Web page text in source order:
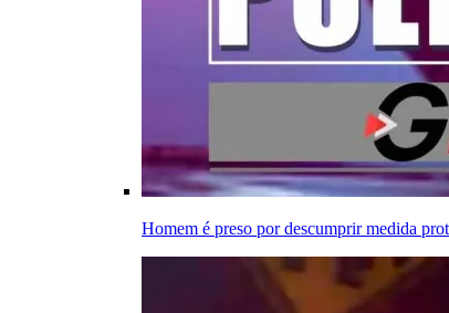
Homem é preso por descumprir medida